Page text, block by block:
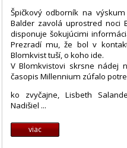
Špičkový odborník na
Balder zavolá uprostred noci
disponuje šokujúcimi
Prezradí mu, že bol v
Blomkvist tuší, o koho ide.
V Blomkvistovi skrsne nádej
časopis Millennium zúfalo
ko zvyčajne, Lisbeth
Nadišiel ...
viac